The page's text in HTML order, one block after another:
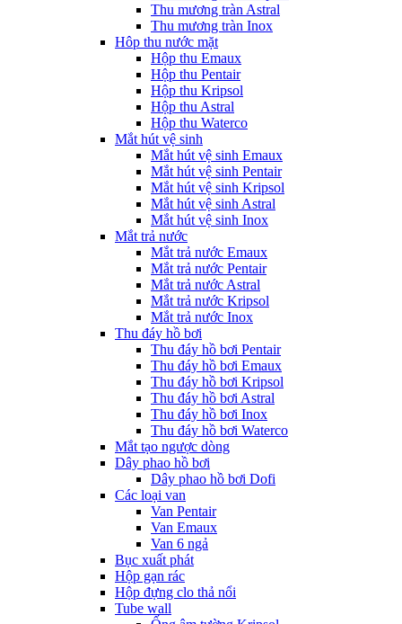
Thu mương tràn Astral
Thu mương tràn Inox
Hôp thu nước mặt
Hộp thu Emaux
Hộp thu Pentair
Hộp thu Kripsol
Hộp thu Astral
Hộp thu Waterco
Mắt hút vệ sinh
Mắt hút vệ sinh Emaux
Mắt hút vệ sinh Pentair
Mắt hút vệ sinh Kripsol
Mắt hút vệ sinh Astral
Mắt hút vệ sinh Inox
Mắt trả nước
Mắt trả nước Emaux
Mắt trả nước Pentair
Mắt trả nước Astral
Mắt trả nước Kripsol
Mắt trả nước Inox
Thu đáy hồ bơi
Thu đáy hồ bơi Pentair
Thu đáy hồ bơi Emaux
Thu đáy hồ bơi Kripsol
Thu đáy hồ bơi Astral
Thu đáy hồ bơi Inox
Thu đáy hồ bơi Waterco
Mắt tạo ngược dòng
Dây phao hồ bơi
Dây phao hồ bơi Dofi
Các loại van
Van Pentair
Van Emaux
Van 6 ngả
Bục xuất phát
Hộp gạn rác
Hộp đựng clo thả nổi
Tube wall